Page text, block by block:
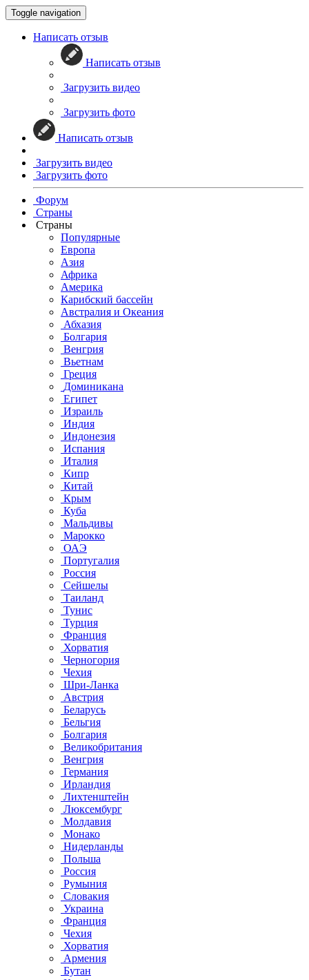
Toggle navigation
Написать отзыв
Написать отзыв
Загрузить видео
Загрузить фото
Написать отзыв
Загрузить видео
Загрузить фото
Форум
Страны
Страны
Популярные
Европа
Азия
Африка
Америка
Карибский бассейн
Австралия и Океания
Абхазия
Болгария
Венгрия
Вьетнам
Греция
Доминикана
Египет
Израиль
Индия
Индонезия
Испания
Италия
Кипр
Китай
Крым
Куба
Мальдивы
Марокко
ОАЭ
Португалия
Россия
Сейшелы
Таиланд
Тунис
Турция
Франция
Хорватия
Черногория
Чехия
Шри-Ланка
Австрия
Беларусь
Бельгия
Болгария
Великобритания
Венгрия
Германия
Ирландия
Лихтенштейн
Люксембург
Молдавия
Монако
Нидерланды
Польша
Россия
Румыния
Словакия
Украина
Франция
Чехия
Хорватия
Армения
Бутан